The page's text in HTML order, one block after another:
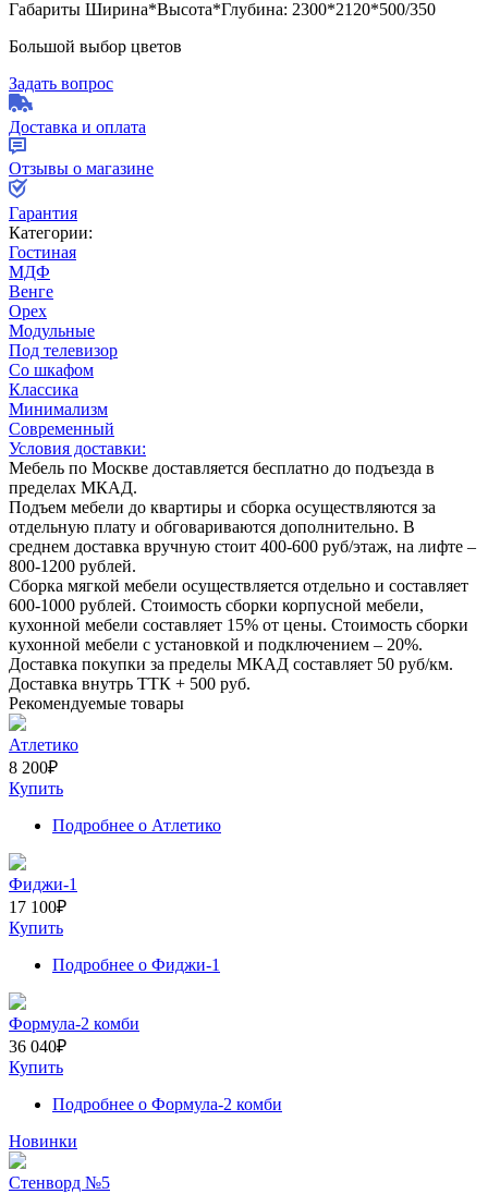
Габариты Ширина*Высота*Глубина: 2300*2120*500/350
Большой выбор цветов
Задать вопрос
Доставка и оплата
Отзывы о магазине
Гарантия
Категории:
Гостиная
МДФ
Венге
Орех
Модульные
Под телевизор
Со шкафом
Классика
Минимализм
Современный
Условия доставки:
Мебель по Москве доставляется бесплатно до подъезда в
пределах МКАД.
Подъем мебели до квартиры и сборка осуществляются за
отдельную плату и обговариваются дополнительно. В
среднем доставка вручную стоит 400-600 руб/этаж, на лифте –
800-1200 рублей.
Сборка мягкой мебели осуществляется отдельно и составляет
600-1000 рублей. Стоимость сборки корпусной мебели,
кухонной мебели составляет 15% от цены. Стоимость сборки
кухонной мебели с установкой и подключением – 20%.
Доставка покупки за пределы МКАД составляет 50 руб/км.
Доставка внутрь ТТК + 500 руб.
Рекомендуемые товары
Атлетико
8 200₽
Купить
Подробнее о Атлетико
Фиджи-1
17 100₽
Купить
Подробнее о Фиджи-1
Формула-2 комби
36 040₽
Купить
Подробнее о Формула-2 комби
Новинки
Стенворд №5